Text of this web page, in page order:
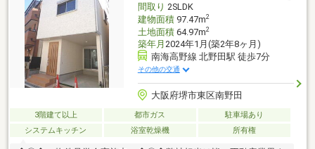
間取り 2SLDK
建物面積97.47m2
土地面積64.97m2
築年月 2024年1月(築2年8ヶ月)
南海高野線 北野田駅 徒歩7分
その他の交通
大阪府堺市東区南野田
3階建て以上 都市ガス
駐車場あり
システムキッチン
浴室乾燥機 所有権